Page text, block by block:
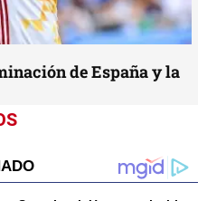
de España y la